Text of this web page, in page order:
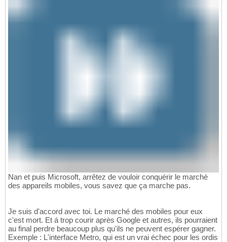
Nan et puis Microsoft, arrêtez de vouloir conquérir le marché
des appareils mobiles, vous savez que ça marche pas.
Je suis d'accord avec toi. Le marché des mobiles pour eux
c'est mort. Et á trop courir après Google et autres, ils pourraient
au final perdre beaucoup plus qu'ils ne peuvent espérer gagner.
Exemple : L'interface Metro, qui est un vrai échec pour les ordis